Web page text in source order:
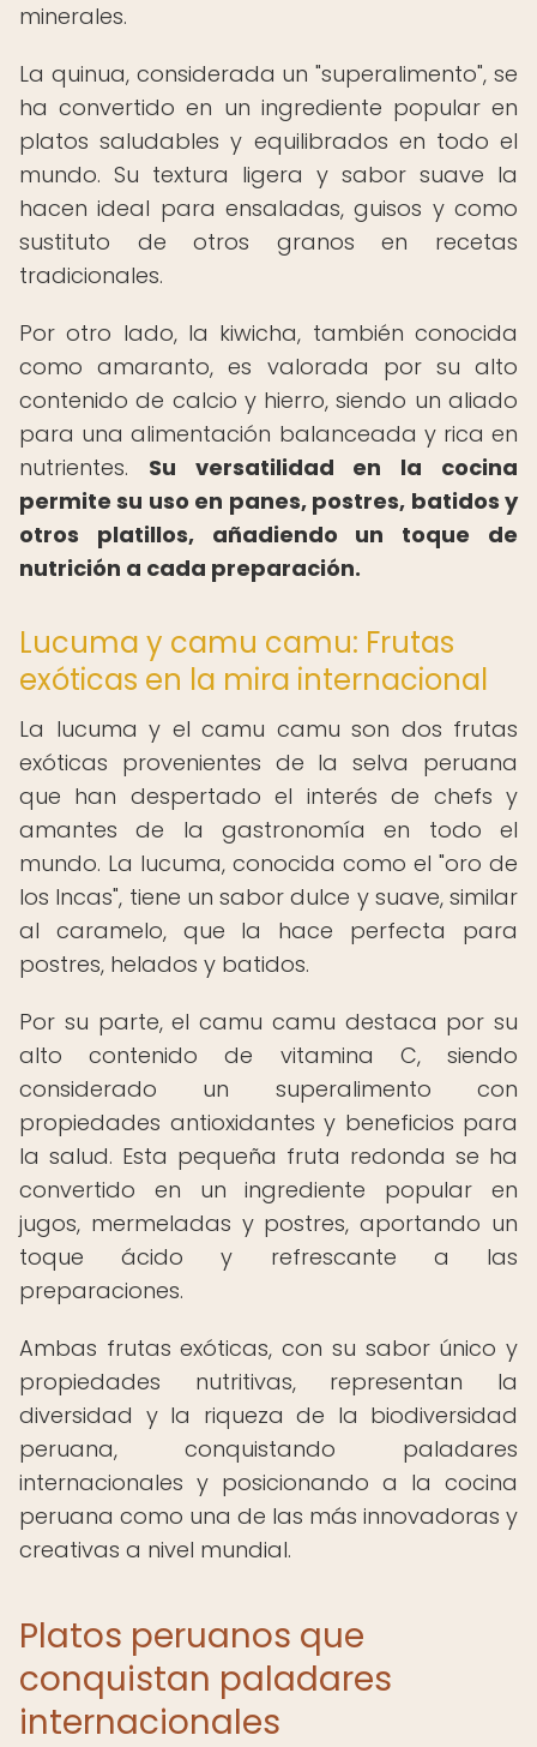
minerales.
La quinua, considerada un "superalimento", se
ha convertido en un ingrediente popular en
platos saludables y equilibrados en todo el
mundo. Su textura ligera y sabor suave la
hacen ideal para ensaladas, guisos y como
sustituto de otros granos en recetas
tradicionales.
Por otro lado, la kiwicha, también conocida
como amaranto, es valorada por su alto
contenido de calcio y hierro, siendo un aliado
para una alimentación balanceada y rica en
nutrientes. Su versatilidad en la cocina
permite su uso en panes, postres, batidos y
otros platillos, añadiendo un toque de
nutrición a cada preparación.
Lucuma y camu camu: Frutas
exóticas en la mira internacional
La lucuma y el camu camu son dos frutas
exóticas provenientes de la selva peruana
que han despertado el interés de chefs y
amantes de la gastronomía en todo el
mundo. La lucuma, conocida como el "oro de
los Incas", tiene un sabor dulce y suave, similar
al caramelo, que la hace perfecta para
postres, helados y batidos.
Por su parte, el camu camu destaca por su
alto contenido de vitamina C, siendo
considerado un superalimento con
propiedades antioxidantes y beneficios para
la salud. Esta pequeña fruta redonda se ha
convertido en un ingrediente popular en
jugos, mermeladas y postres, aportando un
toque ácido y refrescante a las
preparaciones.
Ambas frutas exóticas, con su sabor único y
propiedades nutritivas, representan la
diversidad y la riqueza de la biodiversidad
peruana, conquistando paladares
internacionales y posicionando a la cocina
peruana como una de las más innovadoras y
creativas a nivel mundial.
Platos peruanos que
conquistan paladares
internacionales